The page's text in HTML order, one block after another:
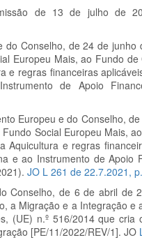
de 13 de julho de
do Conselho, de 24 de
Europeu Mais, ao Fundo
e regras financeiras
de Apoio
Europeu e do Conselho,
Social Europeu Mais,
Aquicultura e regras
e ao Instrumento de
JO L 261 de 22.7.2021,
Conselho, de 6 de abril de
a Migração e a Integração
(UE) n.º 516/2014 que
[PE/11/2022/REV/1]. JO